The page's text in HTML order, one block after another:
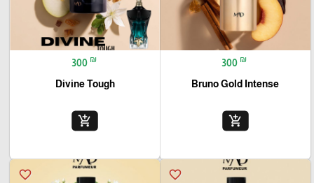
300 ₪
Bruno Gold Intense
add_shopping_cart
300 ₪
Divine Tough
add_shopping_cart
favorite_border
favorite_border